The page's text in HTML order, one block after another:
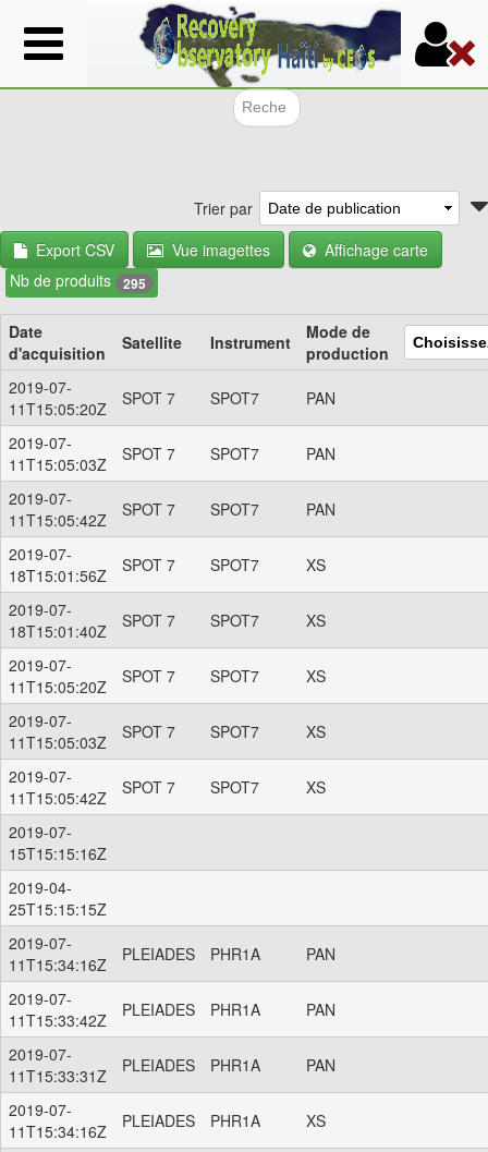
Aller
au
contenu
Trier par
Export CSV
Vue imagettes
Affichage carte
Nb de produits 295
Date
d'acquisition
Satellite Instrument
Mode de
production
2019-07-
11T15:05:20Z
SPOT 7 SPOT7 PAN
2019-07-
11T15:05:03Z
SPOT 7 SPOT7 PAN
2019-07-
11T15:05:42Z
SPOT 7 SPOT7 PAN
2019-07-
18T15:01:56Z
SPOT 7 SPOT7 XS
2019-07-
18T15:01:40Z
SPOT 7 SPOT7 XS
2019-07-
11T15:05:20Z
SPOT 7 SPOT7 XS
2019-07-
11T15:05:03Z
SPOT 7 SPOT7 XS
2019-07-
11T15:05:42Z
SPOT 7 SPOT7 XS
2019-07-
15T15:15:16Z
2019-04-
25T15:15:15Z
2019-07-
11T15:34:16Z
PLEIADES PHR1A PAN
2019-07-
11T15:33:42Z
PLEIADES PHR1A PAN
2019-07-
11T15:33:31Z
PLEIADES PHR1A PAN
2019-07-
11T15:34:16Z
PLEIADES PHR1A XS